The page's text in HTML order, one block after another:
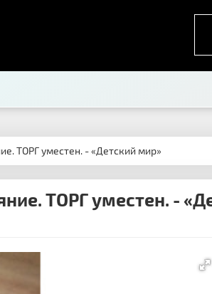
ТОРГ уместен. - «Детский мир»
ТОРГ уместен. -